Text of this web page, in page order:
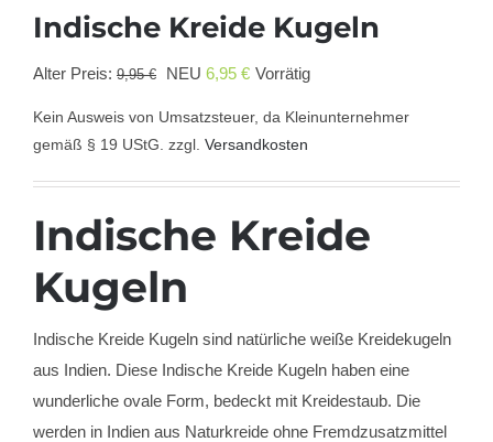
Indische Kreide Kugeln
Alter Preis: 9,95€
Ursprünglicher
NEU 6,95 €Aktueller
Vorrätig
Kein Ausweis von Umsatzsteuer, da Kleinunternehmer
gemäß § 19 UStG. zzgl. Versandkosten
Indische Kreide
Kugeln
Indische Kreide Kugeln sind natürliche weiße Kreidekugeln
aus Indien. Diese Indische Kreide Kugeln haben eine
wunderliche ovale Form, bedeckt mit Kreidestaub. Die
werden in Indien aus Naturkreide ohne Fremdzusatzmittel